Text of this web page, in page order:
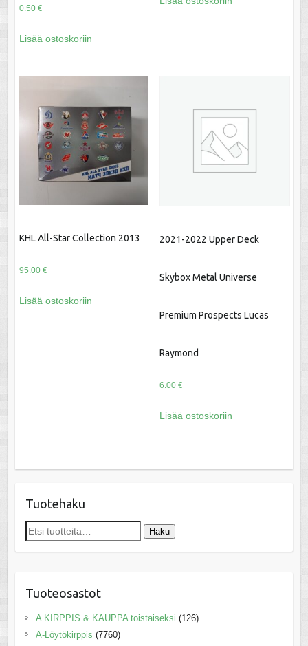
0.50 €
Lisää ostoskoriin
KHL All-Star Collection 2013
95.00 €
Lisää ostoskoriin
2021-2022 Upper Deck
Skybox Metal Universe
Premium Prospects Lucas
Raymond
6.00 €
Lisää ostoskoriin
Tuotehaku
Etsi: Haku
Tuoteosastot
A KIRPPIS & KAUPPA toistaiseksi (126)
A-Löytökirppis (7760)